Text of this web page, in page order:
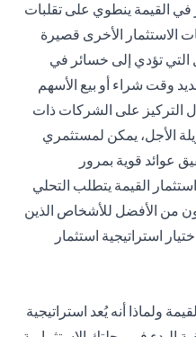
في القيمة ينطوي على تقلبات
الاستثمار الأخرى قصيرة
التي تؤدي إلى خسائر في
وقت شراء أو بيع الأسهم
التركيز على الشركات ذات
الأجل، يمكن لمستثمري
عوائد قوية بمرور
القيمة يتطلب التحلي
من الأفضل للأشخاص الذين
استراتيجية استثمار
ولماذا أنه يُعد استراتيجية